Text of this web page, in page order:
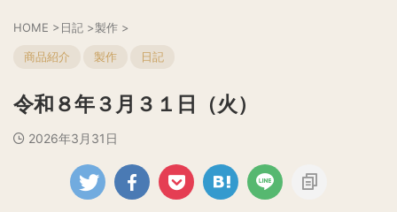
HOME >日記 >製作 >
商品紹介 製作 日記
令和８年３月３１日（火）
2026年3月31日